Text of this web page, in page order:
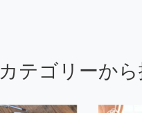
カテゴリーから